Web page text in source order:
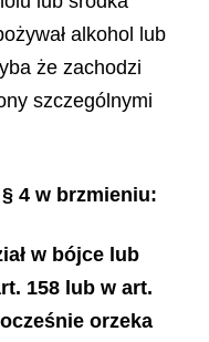
alkohol lub
że zachodzi
szczególnymi
4 w brzmieniu:
w bójce lub
158 lub w art.
orzeka